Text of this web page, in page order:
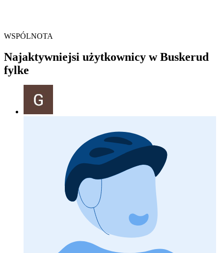
WSPÓLNOTA
Najaktywniejsi użytkownicy w Buskerud
fylke